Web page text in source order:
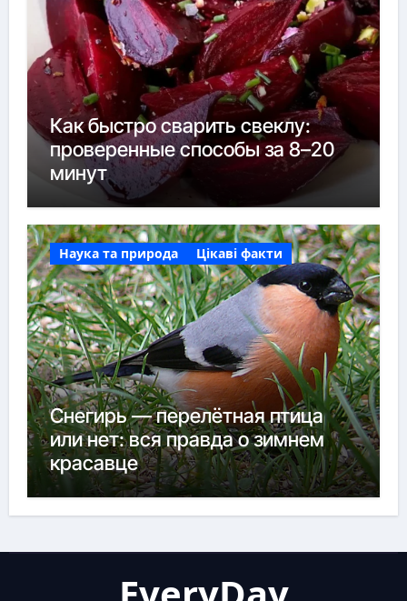
Как быстро сварить свеклу:
проверенные способы за 8–20
минут
Наука та природа Цікаві факти
Снегирь — перелётная птица
или нет: вся правда о зимнем
красавце